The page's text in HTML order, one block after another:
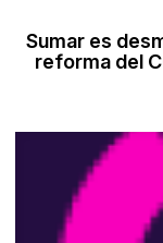
Sumar es
reforma del